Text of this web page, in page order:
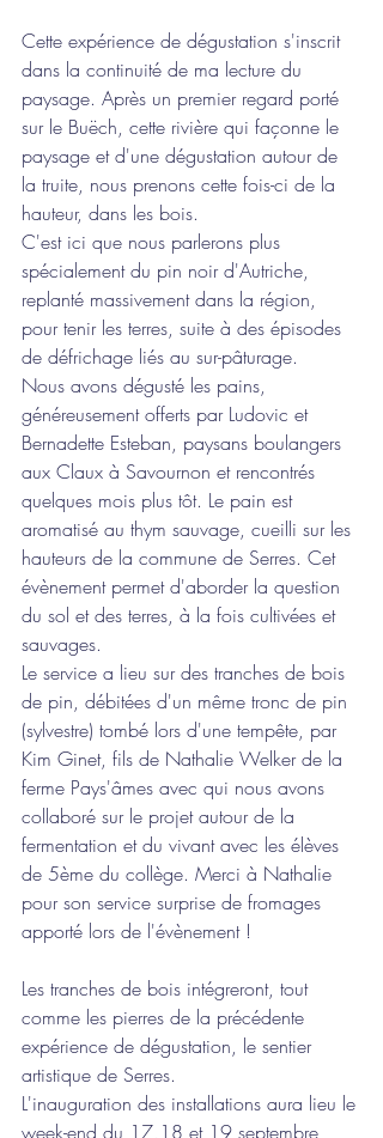
Cette expérience de dégustation s'inscrit
dans la continuité de ma lecture du
paysage. Après un premier regard porté
sur le Buëch, cette rivière qui façonne le
paysage et d'une dégustation autour de
la truite, nous prenons cette fois-ci de la
hauteur, dans les bois.
C'est ici que nous parlerons plus
spécialement du pin noir d'Autriche,
replanté massivement dans la région,
pour tenir les terres, suite à des épisodes
de défrichage liés au sur-pâturage.
Nous avons dégusté les pains,
généreusement offerts par Ludovic et
Bernadette Esteban, paysans boulangers
aux Claux à Savournon et rencontrés
quelques mois plus tôt. Le pain est
aromatisé au thym sauvage, cueilli sur les
hauteurs de la commune de Serres. Cet
évènement permet d'aborder la question
du sol et des terres, à la fois cultivées et
sauvages.
Le service a lieu sur des tranches de bois
de pin, débitées d'un même tronc de pin
(sylvestre) tombé lors d'une tempête, par
Kim Ginet, fils de Nathalie Welker de la
ferme Pays'âmes avec qui nous avons
collaboré sur le projet autour de la
fermentation et du vivant avec les élèves
de 5ème du collège. Merci à Nathalie
pour son service surprise de fromages
apporté lors de l'évènement !
Les tranches de bois intégreront, tout
comme les pierres de la précédente
expérience de dégustation, le sentier
artistique de Serres.
L'inauguration des installations aura lieu le
week-end du 17,18 et 19 septembre